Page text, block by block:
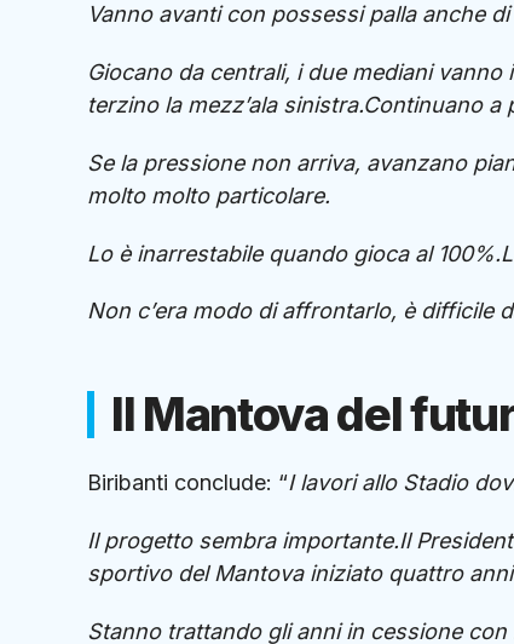
Vanno avanti con possessi palla anche
Giocano da centrali, i due mediani vanno
terzino la mezz’ala sinistra.Continuano
Se la pressione non arriva, avanzano
molto molto particolare.
Lo è inarrestabile quando gioca al
Non c’era modo di affrontarlo, è difficile
Il Mantova del
Biribanti conclude: “I lavori allo Stadio
Il progetto sembra importante.Il
sportivo del Mantova iniziato quattro
Stanno trattando gli anni in cessione